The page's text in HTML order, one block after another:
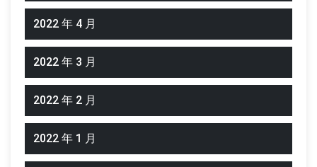
2022 年 4 月
2022 年 3 月
2022 年 2 月
2022 年 1 月